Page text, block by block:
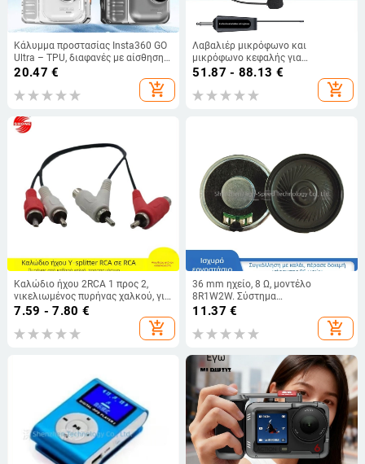
Κάλυμμα προστασίας Insta360 GO
Ultra – TPU, διαφανές με αίσθηση
πάγου, διάχυση θερμότητας,
20.47 €
add_shopping_cart
Λαβαλιέρ μικρόφωνο και
μικρόφωνο κεφαλής για
διδασκαλία, σκηνή και συνέδρια -
πυκνωτικό, ομνι-κατευθυντικό,
ενσωματωμένη μπαταρία 300-500
51.87 - 88.13 €
add_shopping_cart
Καλώδιο ήχου 2RCA 1 προς 2,
νικελιωμένος πυρήνας χαλκού, για
Set-Top Box
7.59 - 7.80 €
add_shopping_cart
36 mm ηχείο, 8 Ω, μοντέλο
8R1W2W. Σύστημα
θυροτηλεφωνίας κτιρίου με
πλοήγηση, κλειδαριά με δακτυλικό
αποτύπωμα τοποθετημένη σε
ανάγνωσης
11.37 €
add_shopping_cart